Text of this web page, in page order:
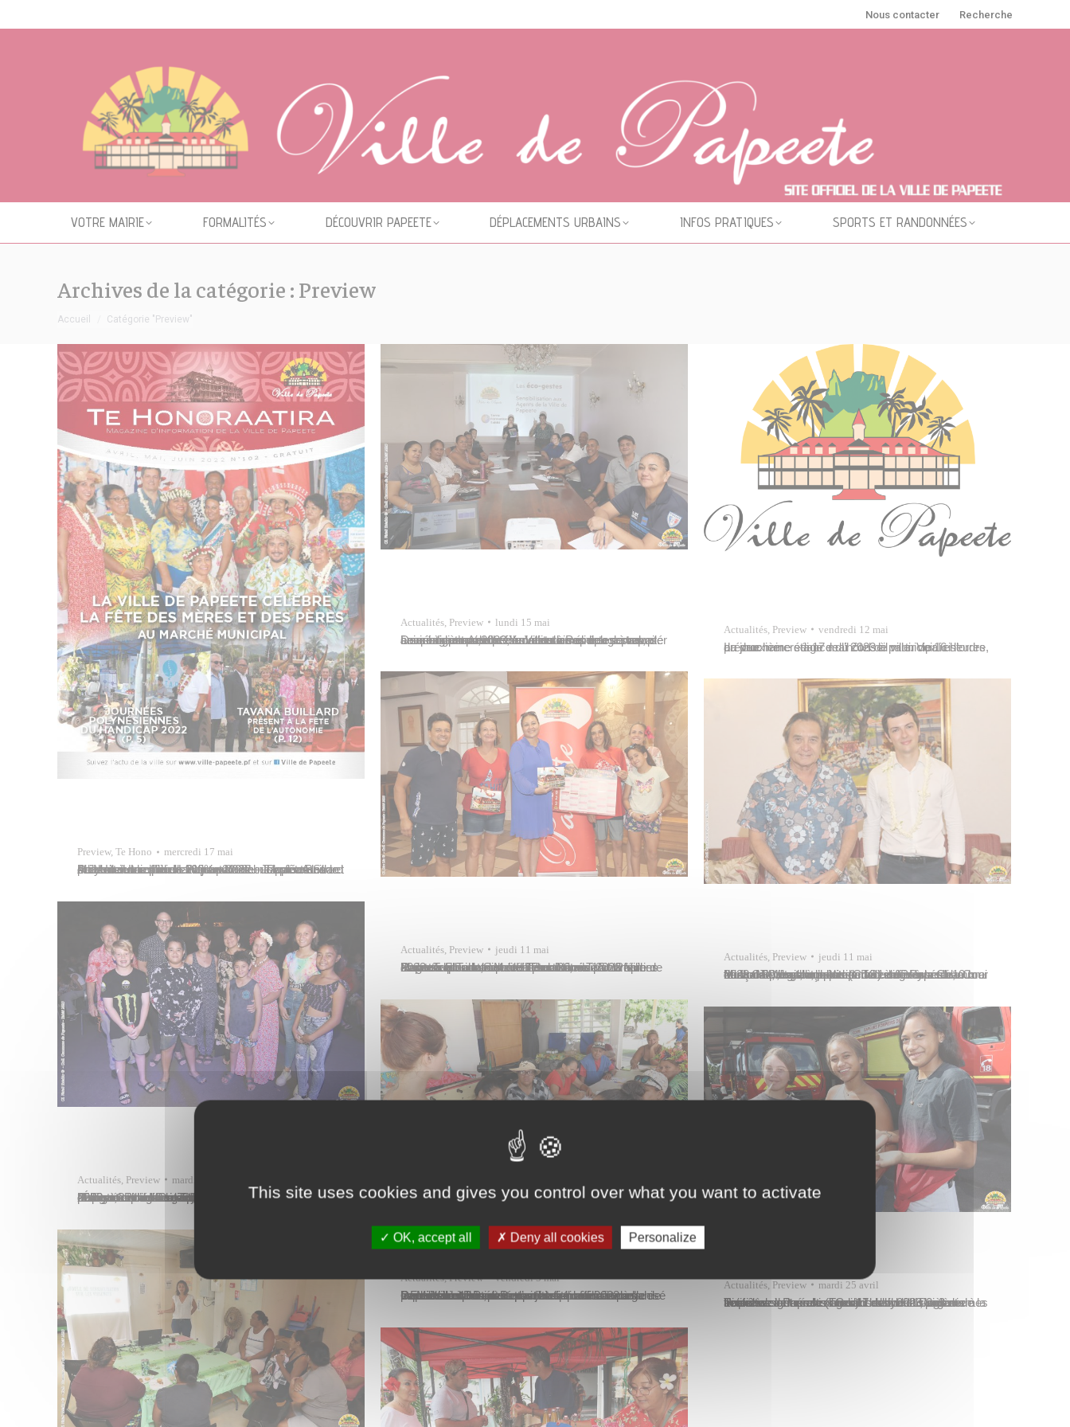
Nous contacter Recherche
VOTRE MAIRIE FORMALITÉS DÉCOUVRIR PAPEETE DÉPLACEMENTS URBAINS INFOS PRATIQUES SPORTS ET RANDONNÉES
Archives de la catégorie : Preview
Vous êtes ici :
Accueil Catégorie "Preview"
Preview, Te Hono mercredi 17 mai
A la Une : La ville de Papeete célèbre la fête des mères et des pères au marché municipal – Au conseil municipal du 21 juin 2022 – Journées Polynésiennes du Handicap 2022 – La promenade de Motu Uta officiellement ouverte – Papeete Street Market sur le thème 100% vahine – Tavana Buillard présent à…
Actualités Preview lundi 15 mai
Les écogestes sont des attitudes simples à adopter au quotidien pour préserver et améliorer son environnement, chez soi ou sur son lieu de travail. De mars à mai 2023, la Ville de Papeete a proposé à ses agents une série de sessions de sensibilisation et de formation à ces écogestes, animées par Adeline Yvon et…
Actualités Preview vendredi 12 mai
La prochaine séance du conseil municipal est prévue mercredi 17 mai 2023 à partir de 16 heures, au deuxième étage de l’hôtel de ville. Voir ici l’ordre du jour.
Actualités Preview jeudi 11 mai
Maire Tetohu et Swan Hirlemann, vice-champions du monde cadets de voile sur Nacra 15 en février 2023 en Floride, ont été sélectionnés par la Ville de Papeete pour la représenter comme ambassadeurs lors de la prochaine Tahiti Pearl Regatta qui aura lieu du 17 au 20 mai 2023 à Raiatea et Tahaa. Maire Tetohu était…
Actualités Preview jeudi 11 mai
M. Luca Vergallo, auditeur de 1ère classe à la Cour des comptes, actuellement en stage à la Chambre territoriale des comptes (CTC) de Polynésie française, était reçu par le maire de Papeete, Michel Buillard, à l’hôtel de ville ce mercredi 10 mai 2023. M. Vergallo participe aux différents travaux de la CTC, notamment sur la…
Actualités Preview mardi 9 mai
Maeva Colombani, adjointe au maire de Papeete déléguée à l’éducation, assistait, vendredi 5 mai 2023, à la première édition de la Nuit des talents 2023 au collège de Tipaerui, en présence notamment de Benoît Montaubric, principal du collège, et de Marie Goëtz-Georges, inspectrice de l’Éducation nationale pour la circonscription Papeete-Pirae. Organisé par l’association des parents…
Actualités,Preview vendredi 5 mai
Douze habitants des quartiers prioritaires de Papeete ont bénéficié d’un atelier culinaire « Feuilles et fleurs comestibles du fenua » organisé par la Ville de Papeete ce jeudi 4 mai 2023 à la maison de quartier Papareva sur les hauteurs de La Mission. Durant cette initiation animée par Camille Lievens, naturopathe et professionnelle de la permaculture au…
Actualités Preview mardi 25 avril
Les élèves des classes de seconde 1, 2, 3 et de la Terminale générale (Tgen) 1 du lycée Diadème à Pirae se sont réunis aux abords de la rivière Papeava à Papeete lundi 17 avril 2023 pour un troisième lancer de « Genki balls ». Il s’agit de boulettes de terre contenant des micro-organismes actifs…
This site uses cookies and gives you control over what you want to activate
OK, accept all Deny all cookies Personalize